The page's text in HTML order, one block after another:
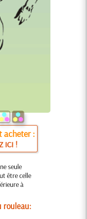
acheter :
ICI !
seule
être celle
à
rouleau: